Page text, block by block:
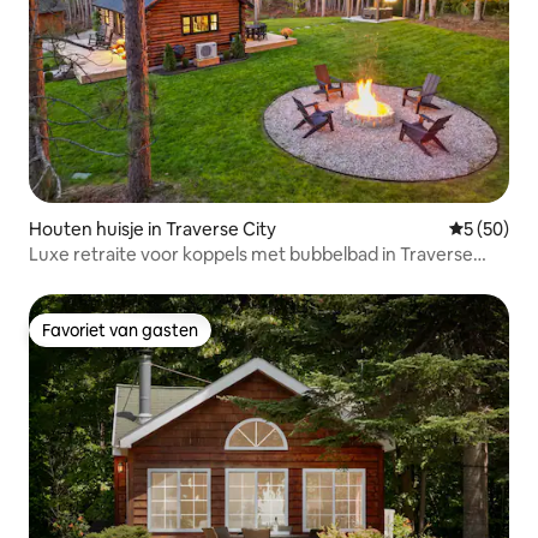
Houten huisje in Traverse City
5 (50)
Luxe retraite voor koppels met bubbelbad in Traverse
Favoriet van gasten
Favoriet van gasten